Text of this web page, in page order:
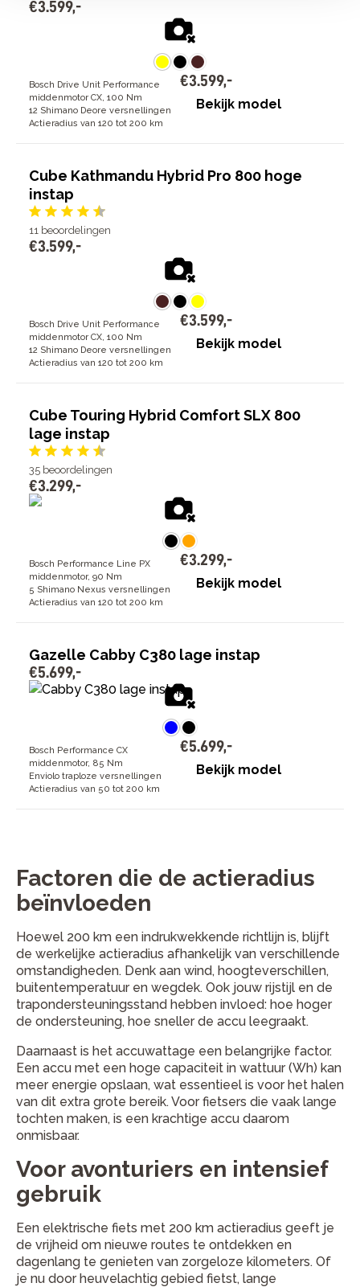
€3.599,-
Bosch Drive Unit Performance
middenmotor CX, 100 Nm
12 Shimano Deore versnellingen
Actieradius van 120 tot 200 km
€3.599,-
Bekijk model
Cube Kathmandu Hybrid Pro 800 hoge
instap
11 beoordelingen
€3.599,-
Bosch Drive Unit Performance
middenmotor CX, 100 Nm
12 Shimano Deore versnellingen
Actieradius van 120 tot 200 km
€3.599,-
Bekijk model
Cube Touring Hybrid Comfort SLX 800
lage instap
35 beoordelingen
€3.299,-
Bosch Performance Line PX
middenmotor, 90 Nm
5 Shimano Nexus versnellingen
Actieradius van 120 tot 200 km
€3.299,-
Bekijk model
Gazelle Cabby C380 lage instap
€5.699,-
Bosch Performance CX
middenmotor, 85 Nm
Enviolo traploze versnellingen
Actieradius van 50 tot 200 km
€5.699,-
Bekijk model
Factoren die de actieradius
beïnvloeden
Hoewel 200 km een indrukwekkende richtlijn is, blijft
de werkelijke actieradius afhankelijk van verschillende
omstandigheden. Denk aan wind, hoogteverschillen,
buitentemperatuur en wegdek. Ook jouw rijstijl en de
trapondersteuningsstand hebben invloed: hoe hoger
de ondersteuning, hoe sneller de accu leegraakt.
Daarnaast is het accuwattage een belangrijke factor.
Een accu met een hoge capaciteit in wattuur (Wh) kan
meer energie opslaan, wat essentieel is voor het halen
van dit extra grote bereik. Voor fietsers die vaak lange
tochten maken, is een krachtige accu daarom
onmisbaar.
Voor avonturiers en intensief
gebruik
Een elektrische fiets met 200 km actieradius geeft je
de vrijheid om nieuwe routes te ontdekken en
dagenlang te genieten van zorgeloze kilometers. Of
je nu door heuvelachtig gebied fietst, lange